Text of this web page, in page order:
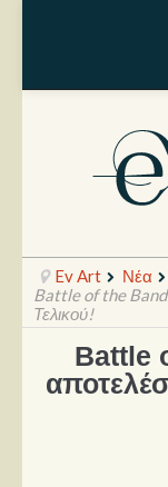
Ραπόρτο
Live &
Ev Art
Νέα
Battle of the
Τελικού!
Battle